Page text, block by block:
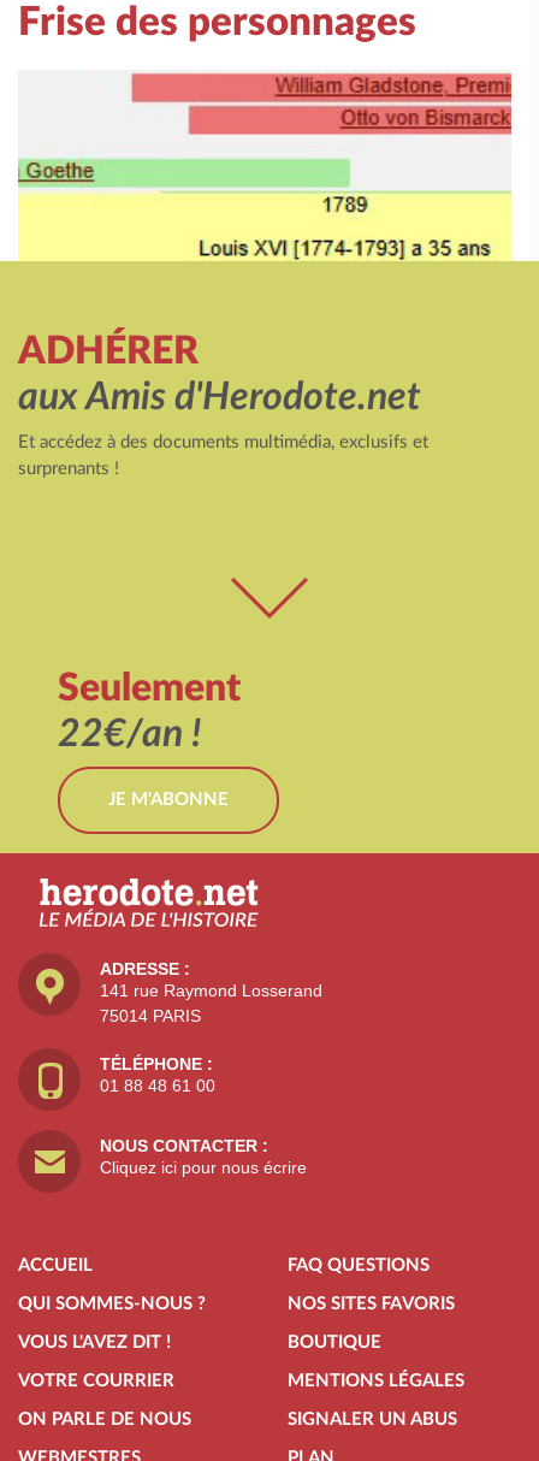
Frise des personnages
ADHÉRER
aux Amis d'Herodote.net
Et accédez à des documents multimédia, exclusifs et
surprenants !
Seulement
22€/an !
JE M'ABONNE
ADRESSE :
141 rue Raymond Losserand
75014 PARIS
TÉLÉPHONE :
01 88 48 61 00
NOUS CONTACTER :
Cliquez ici pour nous écrire
ACCUEIL
QUI SOMMES-NOUS ?
VOUS L'AVEZ DIT !
VOTRE COURRIER
ON PARLE DE NOUS
FAQ QUESTIONS
NOS SITES FAVORIS
BOUTIQUE
MENTIONS LÉGALES
SIGNALER UN ABUS